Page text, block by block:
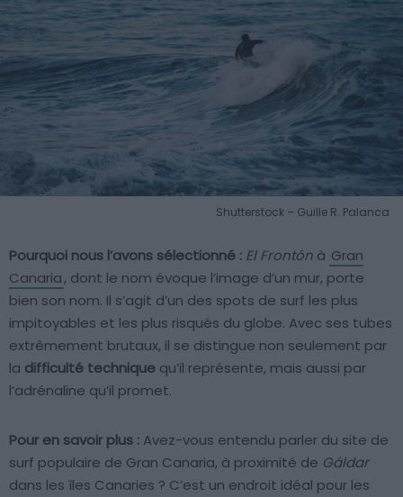
Shutterstock – Guille R. Palanca
Pourquoi nous l’avons sélectionné : El Frontón à Gran
Canaria, dont le nom évoque l’image d’un mur, porte
bien son nom. Il s’agit d’un des spots de surf les plus
impitoyables et les plus risqués du globe. Avec ses tubes
extrêmement brutaux, il se distingue non seulement par
la difficulté technique qu’il représente, mais aussi par
l’adrénaline qu’il promet.
Pour en savoir plus : Avez-vous entendu parler du site de
surf populaire de Gran Canaria, à proximité de Gáldar
dans les îles Canaries ? C’est un endroit idéal pour les